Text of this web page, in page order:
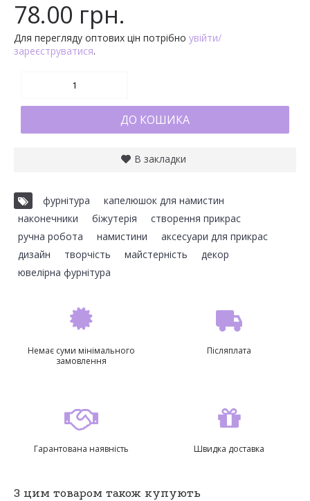
78.00 грн.
Для перегляду оптових цін потрібно увійти/
зареєструватися.
ДО КОШИКА
В закладки
фурнітура капелюшок для намистин
наконечники
біжутерія створення прикрас
ручна робота
намистини аксесуари для прикрас
дизайн
творчість майстерність декор
ювелірна фурнітура
Немає суми мінімального
замовлення
Післяплата
Гарантована наявність Швидка доставка
З цим товаром також купують